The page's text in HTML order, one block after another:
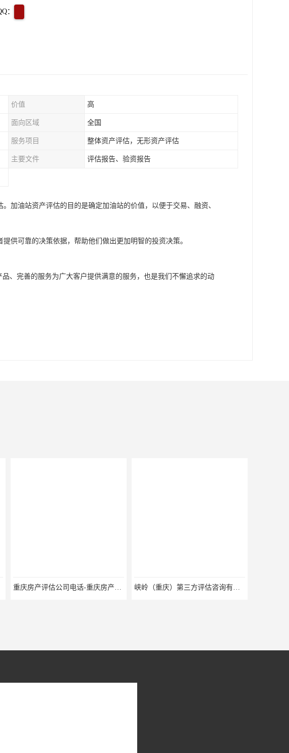
：
价值 高
面向区域 全国
服务项目 整体资产评估，无形资产评估
主要文件 评估报告、验资报告
加油站资产评估的目的是确定加油站的价值，以便于交易、融资、
供可靠的决策依据，帮助他们做出更加明智的投资决策。